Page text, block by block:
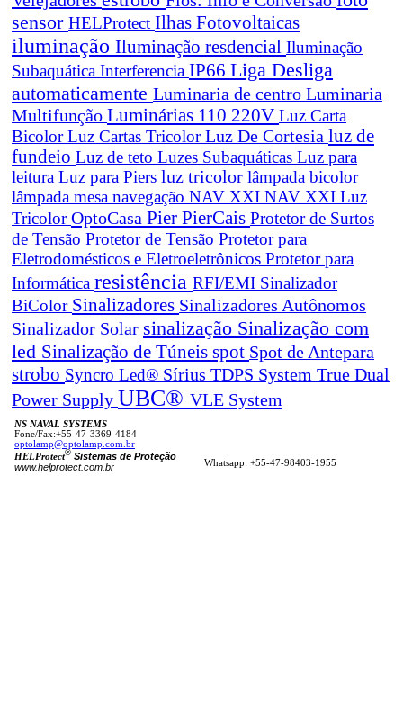
sensor HELProtect Ilhas Fotovoltaicas
iluminação Iluminação resdencial Iluminação
Subaquática Interferencia IP66 Liga Desliga
automaticamente Luminaria de centro Luminaria
Multifunção Luminárias 110 220V Luz Carta
BicolorLuz Cartas TricolorLuz De Cortesia luz de
fundeio Luz de teto Luzes Subaquáticas Luz para
leitura Luz para Piers luz tricolor lâmpada bicolor
lâmpada mesa navegação NAV XXI NAV XXI Luz
TricolorOptoCasa Pier PierCais Protetor de Surtos
de Tensão Protetor de Tensão Protetor para
Eletrodomésticos e Eletroeletrônicos Protetor para
Informática resistência RFI/EMI Sinalizador
BiColor Sinalizadores Sinalizadores Autônomos
Sinalizador Solar sinalização Sinalização com
led Sinalização de Túneis spot Spot de Antepara
strobo Syncro Led® Sírius TDPS System True Dual
Power Supply UBC® VLE System
NS NAVAL SYSTEMS
Fone/Fax:+55-47-3369-4184
optolamp@optolamp.com.br
HELProtect® Sistemas de Proteção
www.helprotect.com.br
Whatsapp: +55-47-98403-1955